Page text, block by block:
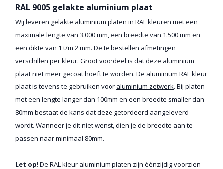
RAL 9005 gelakte aluminium plaat
Wij leveren gelakte aluminium platen in RAL kleuren met een
maximale lengte van 3.000 mm, een breedte van 1.500 mm en
een dikte van 1 t/m 2 mm. De te bestellen afmetingen
verschillen per kleur. Groot voordeel is dat deze aluminium
plaat niet meer gecoat hoeft te worden. De aluminium RAL kleur
plaat is tevens te gebruiken voor aluminium zetwerk. Bij platen
met een lengte langer dan 100mm en een breedte smaller dan
80mm bestaat de kans dat deze getordeerd aangeleverd
wordt. Wanneer je dit niet wenst, dien je de breedte aan te
passen naar minimaal 80mm.
Let op! De RAL kleur aluminium platen zijn éénzijdig voorzien